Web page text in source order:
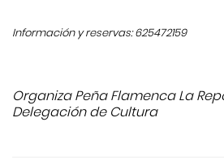
Información y reservas: 625472159
Organiza Peña Flamenca La
Delegación de Cultura